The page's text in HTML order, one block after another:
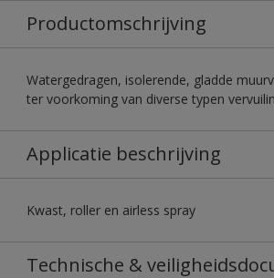
Productomschrijving
Watergedragen, isolerende, gladde
ter voorkoming van diverse typen
Applicatie beschrijving
Kwast, roller en airless spray
Technische &